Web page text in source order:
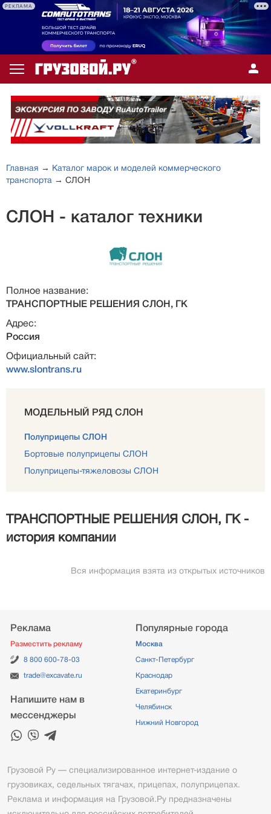
РЕКЛАМА
Главная → Каталог марок и моделей коммерческого
транспорта → СЛОН
СЛОН - каталог техники
Полное название:
ТРАНСПОРТНЫЕ РЕШЕНИЯ СЛОН, ГК
Адрес:
Россия
Официальный сайт:
www.slontrans.ru
МОДЕЛЬНЫЙ РЯД СЛОН
Полуприцепы СЛОН
Бортовые полуприцепы СЛОН
Полуприцепы-тяжеловозы СЛОН
ТРАНСПОРТНЫЕ РЕШЕНИЯ СЛОН, ГК -
история компании
Вся информация взята из открытых источников
Реклама
Разместить рекламу
8 800 600-78-03
trade@excavate.ru
Напишите нам в
мессенджеры
Популярные города
Москва
Санкт-Петербург
Краснодар
Екатеринбург
Челябинск
Нижний Новгород
Грузовой Ру — специализированное интернет-издание о
грузовиках, седельных тягачах, прицепах, полуприцепах.
Реклама и информация на Грузовой.Ру предназначены